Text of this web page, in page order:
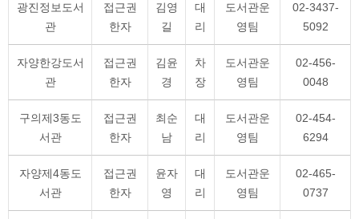
광진정보도서
관
접근권
한자
김영
길
대
리
도서관운
영팀
02-3437-
5092
자양한강도서
관
접근권
한자
김윤
경
차
장
도서관운
영팀
02-456-
0048
구의제3동도
서관
접근권
한자
최순
남
대
리
도서관운
영팀
02-454-
6294
자양제4동도
서관
접근권
한자
윤자
영
대
리
도서관운
영팀
02-465-
0737